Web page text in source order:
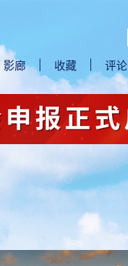
影廊 收藏 评论